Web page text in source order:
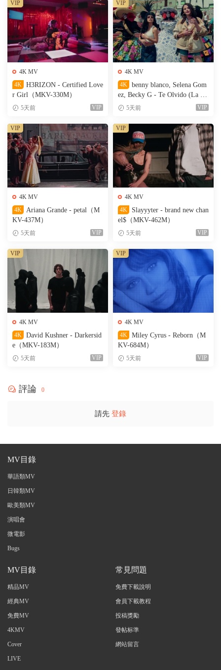
4K MV
4K
H3RIZON - Certified Love
r Girl（MKV-330M）
5天前 VIP
VIP
4K MV
4K
benny blanco, Selena Gom
ez, Becky G - Te Olvido (La L
a)（MKV-327M）
5天前 VIP
VIP
4K MV
4K
Ariana Grande - petal（M
KV-437M）
5天前 VIP
VIP
4K MV
4K
Slayyyter - brand new chan
el$（MKV-462M）
5天前 VIP
VIP
4K MV
4K
David Kushner - Darkersid
e（MKV-183M）
5天前 VIP
VIP
4K MV
4K
Miley Cyrus - Reborn（M
KV-684M）
5天前 VIP
VIP
評論 0
請先 登錄
MV目錄
華語類MV
日韓類MV
歐美類MV
演唱會
微電影
Bugs
MV目錄
精品MV
經典MV
免費MV
4KMV
Cover
LIVE
常見問題
免費下載說明
會員下載教程
投稿獎勵
發帖标準
網站留言